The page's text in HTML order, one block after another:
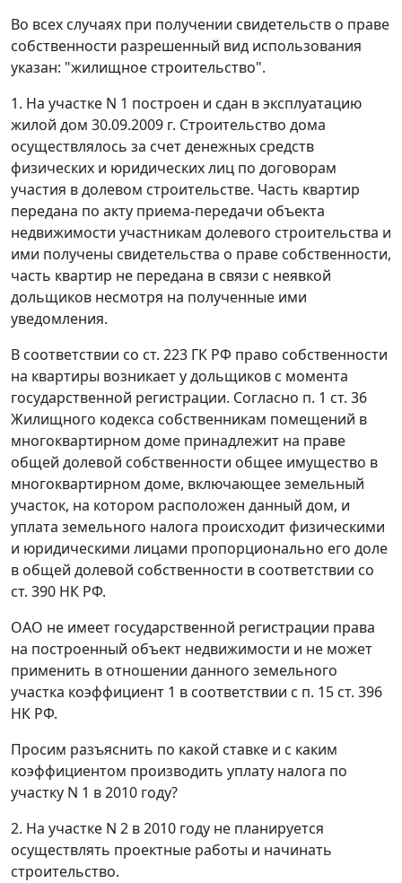
Во всех случаях при получении свидетельств о праве
собственности разрешенный вид использования
указан: "жилищное строительство".
1. На участке N 1 построен и сдан в эксплуатацию
жилой дом 30.09.2009 г. Строительство дома
осуществлялось за счет денежных средств
физических и юридических лиц по договорам
участия в долевом строительстве. Часть квартир
передана по акту приема-передачи объекта
недвижимости участникам долевого строительства и
ими получены свидетельства о праве собственности,
часть квартир не передана в связи с неявкой
дольщиков несмотря на полученные ими
уведомления.
В соответствии со ст. 223 ГК РФ право собственности
на квартиры возникает у дольщиков с момента
государственной регистрации. Согласно п. 1 ст. 36
Жилищного кодекса собственникам помещений в
многоквартирном доме принадлежит на праве
общей долевой собственности общее имущество в
многоквартирном доме, включающее земельный
участок, на котором расположен данный дом, и
уплата земельного налога происходит физическими
и юридическими лицами пропорционально его доле
в общей долевой собственности в соответствии со
ст. 390 НК РФ.
ОАО не имеет государственной регистрации права
на построенный объект недвижимости и не может
применить в отношении данного земельного
участка коэффициент 1 в соответствии с п. 15 ст. 396
НК РФ.
Просим разъяснить по какой ставке и с каким
коэффициентом производить уплату налога по
участку N 1 в 2010 году?
2. На участке N 2 в 2010 году не планируется
осуществлять проектные работы и начинать
строительство.